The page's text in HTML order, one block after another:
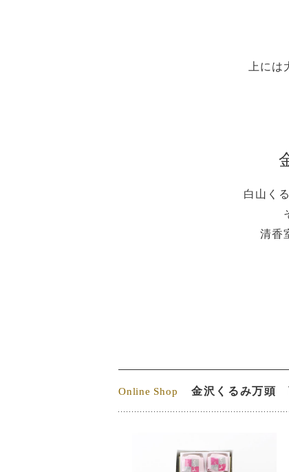
上に
白山く
清香
金沢くるみ万頭